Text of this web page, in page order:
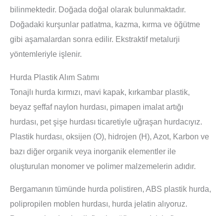
bilinmektedir. Doğada doğal olarak bulunmaktadır.
Doğadaki kurşunlar patlatma, kazma, kırma ve öğütme
gibi aşamalardan sonra edilir. Ekstraktif metalurji
yöntemleriyle işlenir.
Hurda Plastik Alım Satımı
Tonajlı hurda kırmızı, mavi kapak, kırkambar plastik,
beyaz şeffaf naylon hurdası, pimapen imalat artığı
hurdası, pet şişe hurdası ticaretiyle uğraşan hurdacıyız.
Plastik hurdası, oksijen (O), hidrojen (H), Azot, Karbon ve
bazı diğer organik veya inorganik elementler ile
oluşturulan monomer ve polimer malzemelerin adıdır.
Bergamanın tümünde hurda polistiren, ABS plastik hurda,
polipropilen moblen hurdası, hurda jelatin alıyoruz.